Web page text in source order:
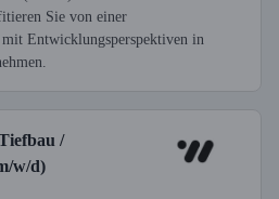
Sie von einer
Entwicklungsperspektiven in
/
w/d)